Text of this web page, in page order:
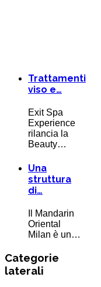
Trattamenti
viso e…
Exit Spa
Experience
rilancia la
Beauty…
Una
struttura
di…
Il Mandarin
Oriental
Milan è un…
Categorie
laterali